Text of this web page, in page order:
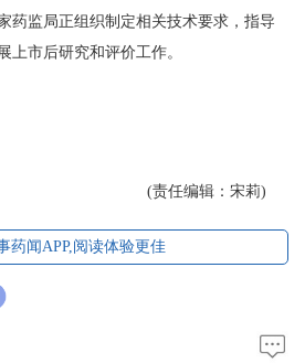
药监局正组织制定相关技术要求，指导
上市后研究和评价工作。
(责任编辑：宋莉)
药闻APP,阅读体验更佳